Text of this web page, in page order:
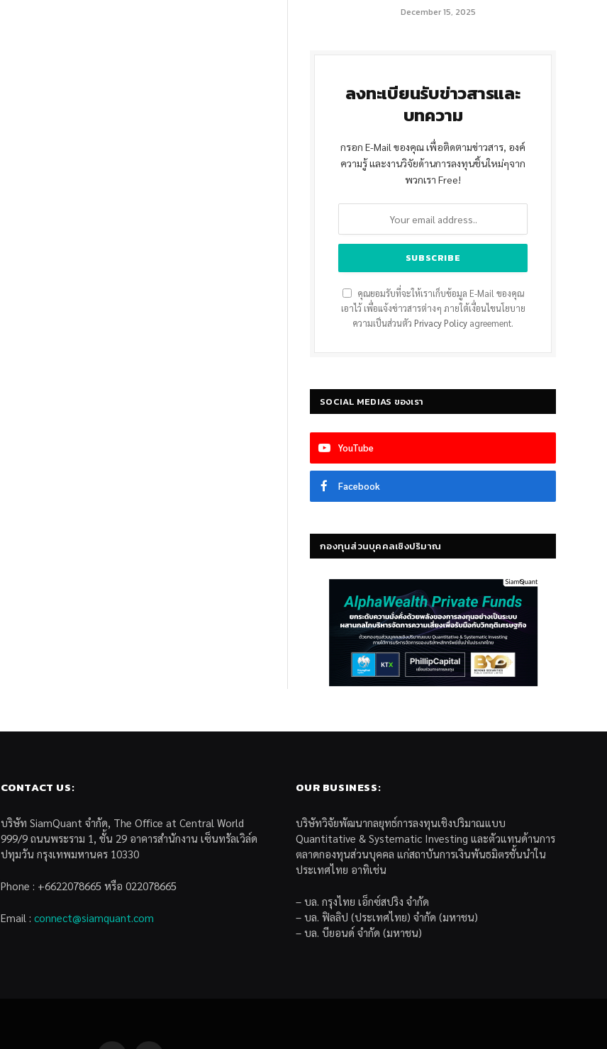
December 15, 2025
ลงทะเบียนรับข่าวสารและ
บทความ
กรอก E-Mail ของคุณ เพื่อติดตามข่าวสาร, องค์
ความรู้ และงานวิจัยด้านการลงทุนชิ้นใหม่ๆจาก
พวกเรา Free!
คุณยอมรับที่จะให้เราเก็บข้อมูล E-Mail ของคุณ
เอาไว้ เพื่อแจ้งข่าวสารต่างๆ ภายใต้เงื่อนไขนโยบาย
ความเป็นส่วนตัว Privacy Policy agreement.
SOCIAL MEDIAS ของเรา
YouTube
Facebook
กองทุนส่วนบุคคลเชิงปริมาณ
CONTACT US:
บริษัท SiamQuant จำกัด, The Office at Central World
999/9 ถนนพระราม 1, ชั้น 29 อาคารสำนักงาน เซ็นทรัลเวิล์ด
ปทุมวัน กรุงเทพมหานคร 10330
Phone : +6622078665 หรือ 022078665
Email : connect@siamquant.com
OUR BUSINESS:
บริษัทวิจัยพัฒนากลยุทธ์การลงทุนเชิงปริมาณแบบ
Quantitative & Systematic Investing และตัวแทนด้านการ
ตลาดกองทุนส่วนบุคคล แก่สถาบันการเงินพันธมิตรชั้นนำใน
ประเทศไทย อาทิเช่น
– บล. กรุงไทย เอ็กซ์สปริง จำกัด
– บล. ฟิลลิป (ประเทศไทย) จำกัด (มหาชน)
– บล. บียอนด์ จำกัด (มหาชน)